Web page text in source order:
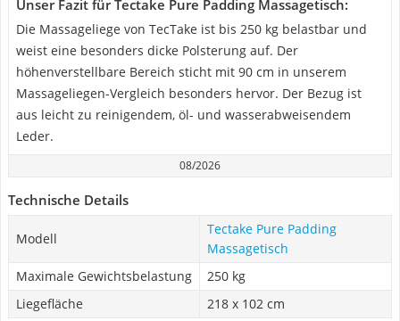
Unser Fazit für Tectake Pure Padding Massagetisch:
Die Massageliege von TecTake ist bis 250 kg belastbar und
weist eine besonders dicke Polsterung auf. Der
höhenverstellbare Bereich sticht mit 90 cm in unserem
Massageliegen-Vergleich besonders hervor. Der Bezug ist
aus leicht zu reinigendem, öl- und wasserabweisendem
Leder.
08/2026
Technische Details
Modell
Tectake Pure Padding
Massagetisch
Maximale Gewichtsbelastung
250 kg
Liegefläche
218 x 102 cm